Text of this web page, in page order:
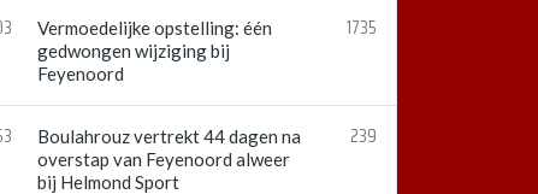
Vermoedelijke opstelling: één
gedwongen wijziging bij
Feyenoord
1735
Boulahrouz vertrekt 44 dagen na
overstap van Feyenoord alweer
bij Helmond Sport
239